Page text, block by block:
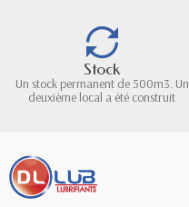
Stock
Un stock permanent de 500m3. Un
deuxième local a été construit